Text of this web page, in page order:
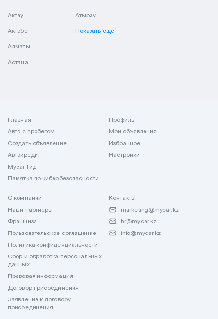
Актау
Актобе
Алматы
Астана
Атырау
Показать еще
Главная
Авто с пробегом
Создать объявление
Автокредит
Mycar Гид
Памятка по кибербезопасности
Профиль
Мои объявления
Избранное
Настройки
О компании
Наши партнеры
Франшиза
Пользовательское соглашение
Политика конфиденциальности
Сбор и обработка персональных
данных
Правовая информация
Договор присоединения
Заявление к договору
присоединения
Контакты
marketing@mycar.kz
hr@mycar.kz
info@mycar.kz